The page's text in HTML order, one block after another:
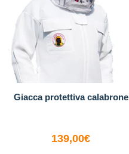
Giacca protettiva calabrone
VISUALIZZA LE OPZIONI
139,00€